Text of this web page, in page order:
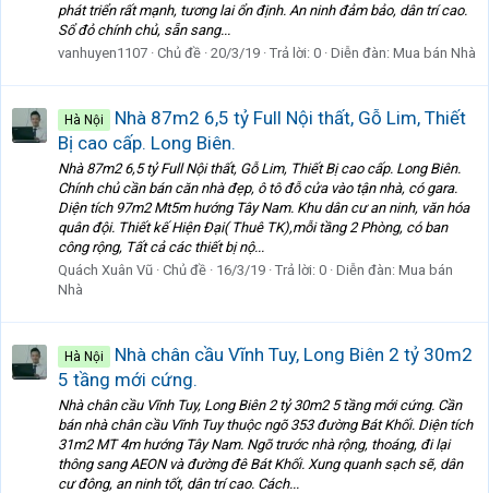
phát triển rất mạnh, tương lai ổn định. An ninh đảm bảo, dân trí cao.
Sổ đỏ chính chủ, sẵn sang...
vanhuyen1107 Chủ đề 20/3/19 Trả lời: 0 Diễn đàn: Mua bán Nhà
Hà Nội
Nhà 87m2 6,5 tỷ Full Nội thất, Gỗ Lim, Thiết
Bị cao cấp. Long Biên.
Nhà 87m2 6,5 tỷ Full Nội thất, Gỗ Lim, Thiết Bị cao cấp. Long Biên.
Chính chủ cần bán căn nhà đẹp, ô tô đỗ cửa vào tận nhà, có gara.
Diện tích 97m2 Mt5m hướng Tây Nam. Khu dân cư an ninh, văn hóa
quân đội. Thiết kế Hiện Đại( Thuê TK),mỗi tầng 2 Phòng, có ban
công rộng, Tất cả các thiết bị nộ...
Quách Xuân Vũ Chủ đề 16/3/19 Trả lời: 0 Diễn đàn: Mua bán
Nhà
Hà Nội
Nhà chân cầu Vĩnh Tuy, Long Biên 2 tỷ 30m2
5 tầng mới cứng.
Nhà chân cầu Vĩnh Tuy, Long Biên 2 tỷ 30m2 5 tầng mới cứng. Cần
bán nhà chân cầu Vĩnh Tuy thuộc ngõ 353 đường Bát Khối. Diện tích
31m2 MT 4m hướng Tây Nam. Ngõ trước nhà rộng, thoáng, đi lại
thông sang AEON và đường đê Bát Khối. Xung quanh sạch sẽ, dân
cư đông, an ninh tốt, dân trí cao. Cách...